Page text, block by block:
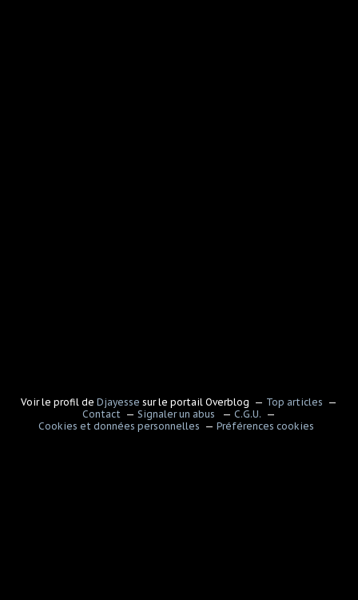
Voir le profil de Djayesse sur le portail Overblog
Top articles
Contact
Signaler un abus
C.G.U.
Cookies et données personnelles
Préférences cookies